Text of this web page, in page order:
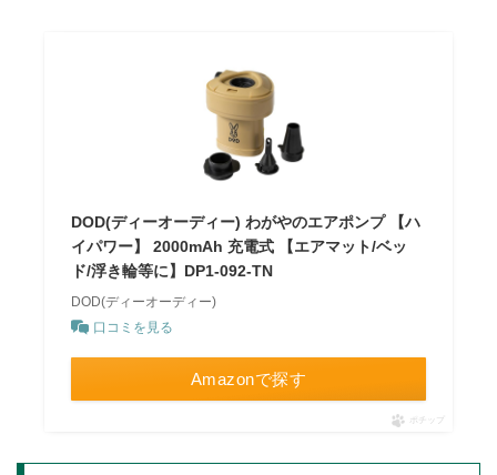
DOD(ディーオーディー) わがやのエアポンプ 【ハ
イパワー】 2000mAh 充電式 【エアマット/ベッ
ド/浮き輪等に】DP1-092-TN
DOD(ディーオーディー)
口コミを見る
Amazonで探す
ポチップ